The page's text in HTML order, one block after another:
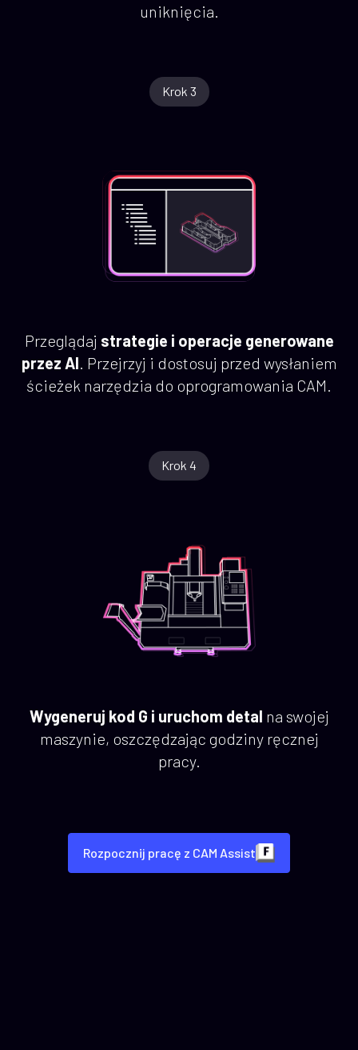
uniknięcia.
Krok 3
Przeglądaj strategie i operacje generowane
przez AI. Przejrzyj i dostosuj przed wysłaniem
ścieżek narzędzia do oprogramowania CAM.
Krok 4
Wygeneruj kod G i uruchom detal na swojej
maszynie, oszczędzając godziny ręcznej
pracy.
Rozpocznij pracę z CAM Assist